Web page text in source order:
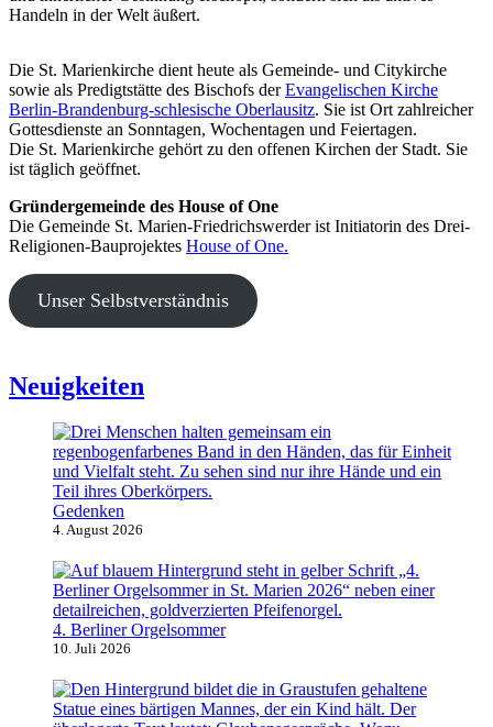
Handeln in der Welt äußert.
Die St. Marienkirche dient heute als Gemeinde- und Citykirche
sowie als Predigtstätte des Bischofs derEvangelischen Kirche
Berlin-Brandenburg-schlesische Oberlausitz. Sie ist Ort zahlreicher
Gottesdienste an Sonntagen, Wochentagen und Feiertagen.
Die St. Marienkirche gehört zu den offenen Kirchen der Stadt. Sie
ist täglich geöffnet.
Gründergemeinde des House of One
Die Gemeinde St. Marien-Friedrichswerder ist Initiatorin des Drei-
Religionen-Bauprojektes House of One.
Unser Selbstverständnis
Neuigkeiten
Gedenken
4. August 2026
4. Berliner Orgelsommer
10. Juli 2026